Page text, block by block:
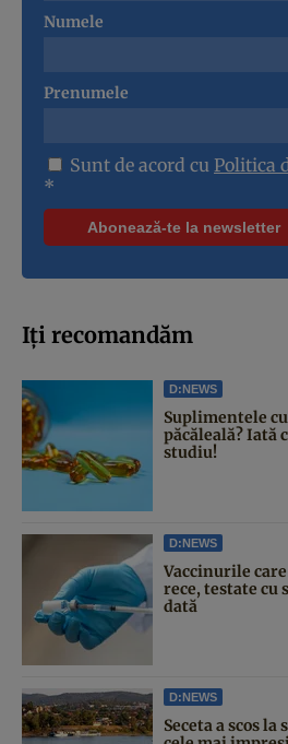
Numele
Prenumele
Sunt de acord cu Politica
*
Iți recomandăm
D:NEWS
Suplimentele
păcăleală? Iată
studiu!
D:NEWS
Vaccinurile
rece, testate cu
dată
D:NEWS
Seceta a scos